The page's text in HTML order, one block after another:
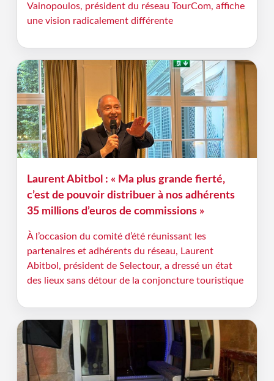
Vainopoulos, président du réseau TourCom, affiche
une vision radicalement différente
Laurent Abitbol : « Ma plus grande fierté,
c’est de pouvoir distribuer à nos adhérents
35 millions d’euros de commissions »
À l’occasion du comité d’été réunissant les
partenaires et adhérents du réseau, Laurent
Abitbol, président de Selectour, a dressé un état
des lieux sans détour de la conjoncture touristique